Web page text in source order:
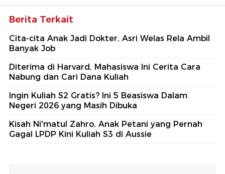
Berita Terkait
Cita-cita Anak Jadi Dokter, Asri Welas Rela Ambil
Banyak Job
Diterima di Harvard, Mahasiswa Ini Cerita Cara
Nabung dan Cari Dana Kuliah
Ingin Kuliah S2 Gratis? Ini 5 Beasiswa Dalam
Negeri 2026 yang Masih Dibuka
Kisah Ni'matul Zahro, Anak Petani yang Pernah
Gagal LPDP Kini Kuliah S3 di Aussie